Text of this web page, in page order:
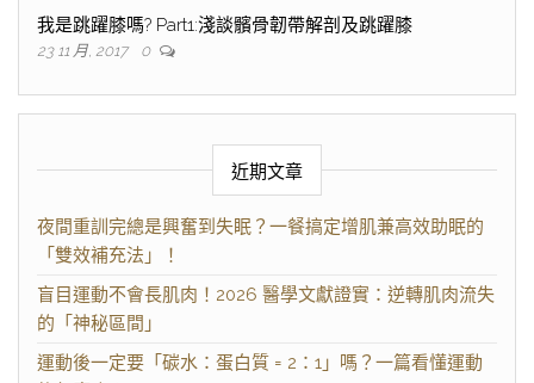
我是跳躍膝嗎? Part1:淺談髕骨韌帶解剖及跳躍膝
23 11 月, 2017 0
近期文章
夜間重訓完總是興奮到失眠？一餐搞定增肌兼高效助眠的
「雙效補充法」！
盲目運動不會長肌肉！2026 醫學文獻證實：逆轉肌肉流失
的「神秘區間」
運動後一定要「碳水：蛋白質 = 2：1」嗎？一篇看懂運動